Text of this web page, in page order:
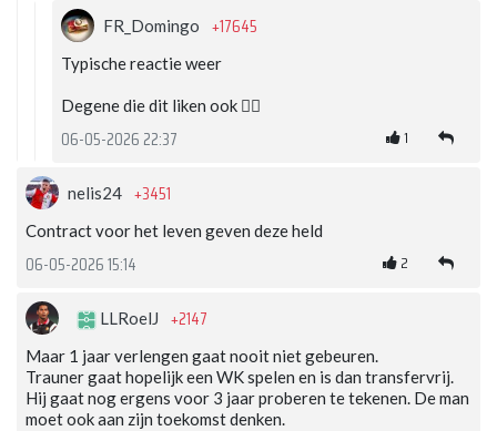
FR_Domingo +17645
Typische reactie weer
Degene die dit liken ook 👌🏽
06-05-2026 22:37 1
nelis24 +3451
Contract voor het leven geven deze held
06-05-2026 15:14 2
LLRoelJ +2147
Maar 1 jaar verlengen gaat nooit niet gebeuren.
Trauner gaat hopelijk een WK spelen en is dan transfervrij.
Hij gaat nog ergens voor 3 jaar proberen te tekenen. De man
moet ook aan zijn toekomst denken.